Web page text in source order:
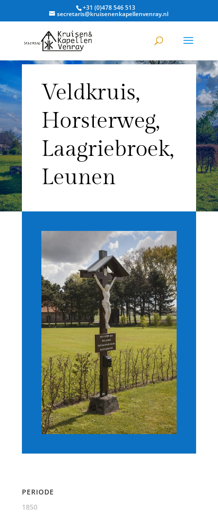
+31 (0)478 546 513
secretaris@kruisenenkapellenvenray.nl
Veldkruis,
Horsterweg,
Laagriebroek,
Leunen
PERIODE
1850